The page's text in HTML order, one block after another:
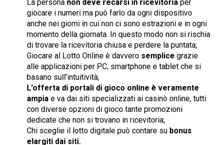
La persona non deve recarsi in ricevitoria per
giocare i numeri ma può farlo da ogni dispositivo
anche nei giorni in cui non ci sono estrazioni e in ogni
momento della giornata. In questo modo non si rischia
di trovare la ricevitoria chiusa e perdere la puntata;
Giocare al Lotto Online è davvero semplice grazie
alle applicazioni per PC, smartphone e tablet che si
basano sull’intuitività;
L’offerta di portali di gioco online è veramente
ampia e va dai siti specializzati ai casinò online, tutti
con diverse opzioni di gioco tante promozioni
dedicate che non si trovano in ricevitoria;
Chi sceglie il lotto digitale può contare su bonus
elargiti dai siti.